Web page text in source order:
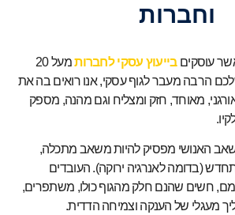
וחברות
אשר עוסקיםבייעוץ עסקי לחברות
מעל 20
הרבה מעבר לגוף עסקי, אנו רואים בה את
מאוחד, חזק ומצליח וגם מהנה, מספק
האנושי מפסיק להיות משאב מתכלה,
(בדומה לאנרגיה ירוקה). העובדים
חשים שהנם חלק מהגוף כולו, משתפרים,
מעגלי של הענקה וצמיחה הדדית.